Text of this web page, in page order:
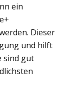
ein
Dieser
und hilft
sind gut